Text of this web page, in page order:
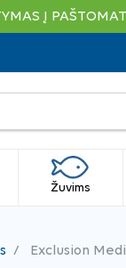
Į
Žuvims
Exclusion